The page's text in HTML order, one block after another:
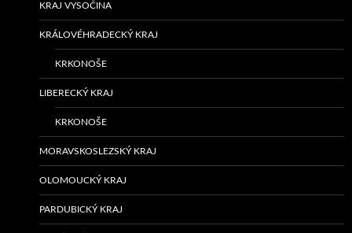
KRAJ VYSOČINA
KRÁLOVÉHRADECKÝ KRAJ
KRKONOŠE
LIBERECKÝ KRAJ
KRKONOŠE
MORAVSKOSLEZSKÝ KRAJ
OLOMOUCKÝ KRAJ
PARDUBICKÝ KRAJ